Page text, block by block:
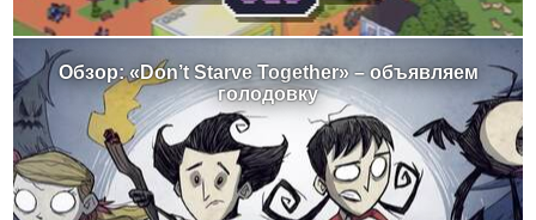
Обзор: «Don’t Starve Together» – объявляем
голодовку